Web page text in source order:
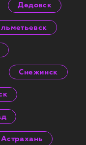
Дедовск
Снежинск
Астрахань